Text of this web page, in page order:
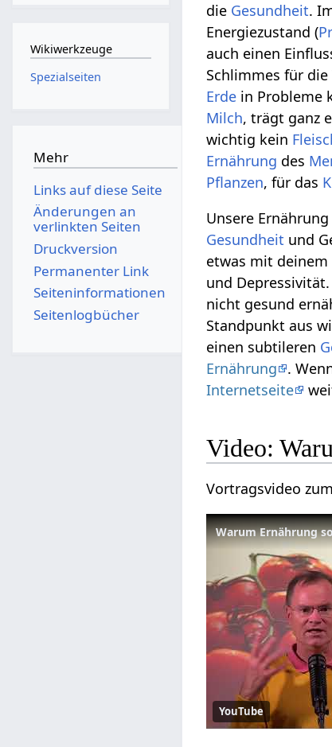
die Gesundheit.
Energiezustand (
auch einen
Schlimmes für
Erde in Probleme
Milch, trägt ganz
wichtig kein
Ernährung des
Pflanzen, für das
Unsere
Gesundheit und
etwas mit
und
nicht gesund
Standpunkt aus
einen subtileren
Ernährung
.
Internetseite
Video:
Vortragsvideo
Warum Ernährung
YouTube
Wikiwerkzeuge
Spezialseiten
Mehr
Links auf diese Seite
Änderungen an
verlinkten Seiten
Druckversion
Permanenter Link
Seiten­­informationen
Seitenlogbücher